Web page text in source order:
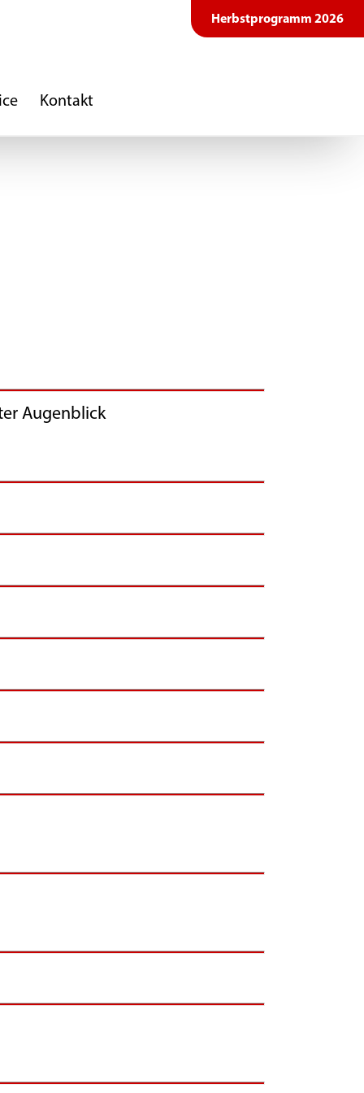
Herbstprogramm 2026
Kontakt
Augenblick